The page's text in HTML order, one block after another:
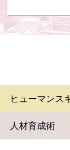
ヒューマンス
人材育成術